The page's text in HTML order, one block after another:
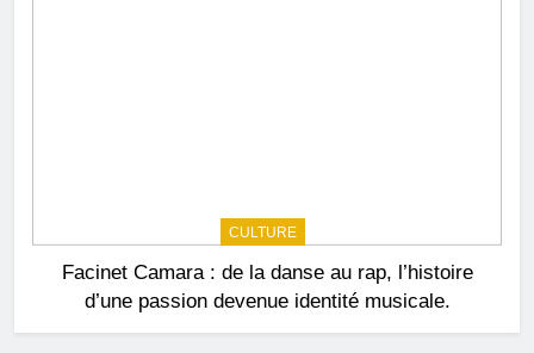
CULTURE
Facinet Camara : de la danse au rap, l’histoire
d’une passion devenue identité musicale.